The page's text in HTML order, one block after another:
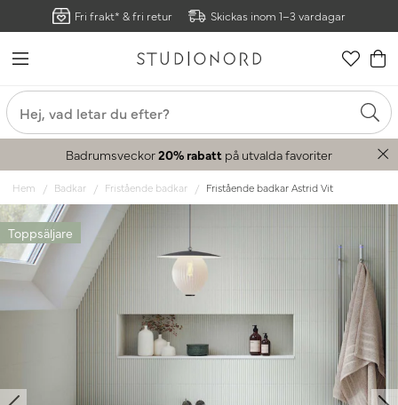
Fri frakt* & fri retur Skickas inom 1–3 vardagar
Badrumsveckor20% rabatt på utvalda favoriter
Hem Badkar Fristående badkar Fristående badkar Astrid Vit
Toppsäljare